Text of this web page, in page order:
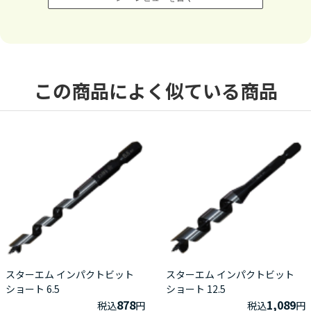
この商品によく似ている商品
スターエム インパクトビット
ショート 6.5
税込878円
スターエム インパクトビット
ショート 12.5
税込1,089円